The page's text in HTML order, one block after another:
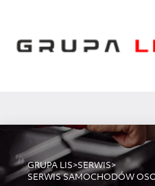
GRUPA LIS>SERWIS>
SERWIS SAMOCHODÓW